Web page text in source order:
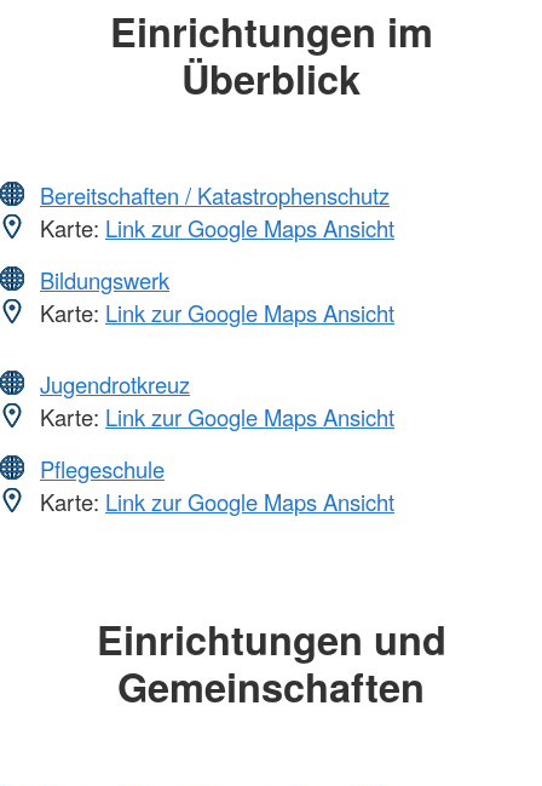
Einrichtungen im
Überblick
Bereitschaften / Katastrophenschutz
Karte: Link zur Google Maps Ansicht
Bildungswerk
Karte: Link zur Google Maps Ansicht
Jugendrotkreuz
Karte: Link zur Google Maps Ansicht
Pflegeschule
Karte: Link zur Google Maps Ansicht
Einrichtungen und
Gemeinschaften